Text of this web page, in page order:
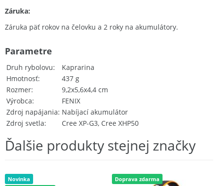
Záruka:
Záruka päť rokov na čelovku a 2 roky na akumulátory.
Druh rybolovu
Kaprarina
Hmotnosť
437 g
Rozmer
9,2x5,6x4,4 cm
Výrobca
FENIX
Zdroj napájania Nabíjací akumulátor
Zdroj svetla
Cree XP-G3, Cree XHP50
Parametre
Ďalšie produkty stejnej značky
Novinka
Doprava zdarma